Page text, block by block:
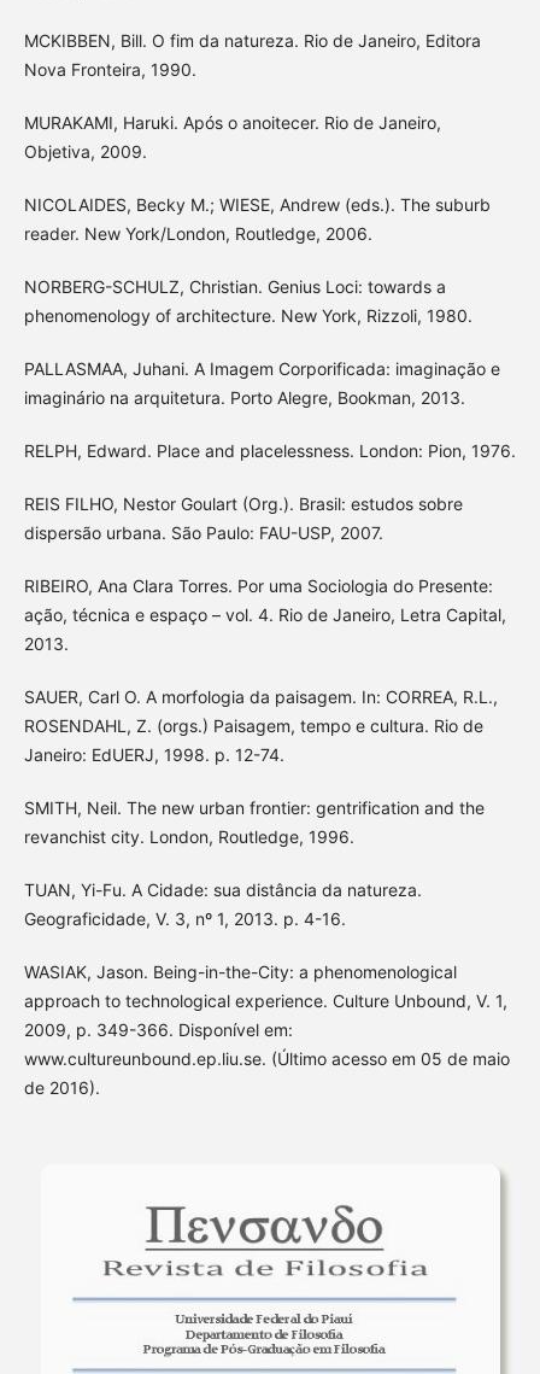
MCKIBBEN, Bill. O fim da natureza. Rio de Janeiro, Editora
Nova Fronteira, 1990.
MURAKAMI, Haruki. Após o anoitecer. Rio de Janeiro,
Objetiva, 2009.
NICOLAIDES, Becky M.; WIESE, Andrew (eds.). The suburb
reader. New York/London, Routledge, 2006.
NORBERG-SCHULZ, Christian. Genius Loci: towards a
phenomenology of architecture. New York, Rizzoli, 1980.
PALLASMAA, Juhani. A Imagem Corporificada: imaginação e
imaginário na arquitetura. Porto Alegre, Bookman, 2013.
RELPH, Edward. Place and placelessness. London: Pion, 1976.
REIS FILHO, Nestor Goulart (Org.). Brasil: estudos sobre
dispersão urbana. São Paulo: FAU-USP, 2007.
RIBEIRO, Ana Clara Torres. Por uma Sociologia do Presente:
ação, técnica e espaço – vol. 4. Rio de Janeiro, Letra Capital,
2013.
SAUER, Carl O. A morfologia da paisagem. In: CORREA, R.L.,
ROSENDAHL, Z. (orgs.) Paisagem, tempo e cultura. Rio de
Janeiro: EdUERJ, 1998. p. 12-74.
SMITH, Neil. The new urban frontier: gentrification and the
revanchist city. London, Routledge, 1996.
TUAN, Yi-Fu. A Cidade: sua distância da natureza.
Geograficidade, V. 3, nº 1, 2013. p. 4-16.
WASIAK, Jason. Being-in-the-City: a phenomenological
approach to technological experience. Culture Unbound, V. 1,
2009, p. 349-366. Disponível em:
www.cultureunbound.ep.liu.se. (Último acesso em 05 de maio
de 2016).